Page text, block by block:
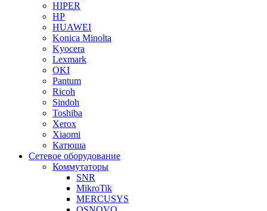
HIPER
HP
HUAWEI
Konica Minolta
Kyocera
Lexmark
OKI
Pantum
Ricoh
Sindoh
Toshiba
Xerox
Xiaomi
Катюша
Сетевое оборудование
Коммутаторы
SNR
MikroTik
MERCUSYS